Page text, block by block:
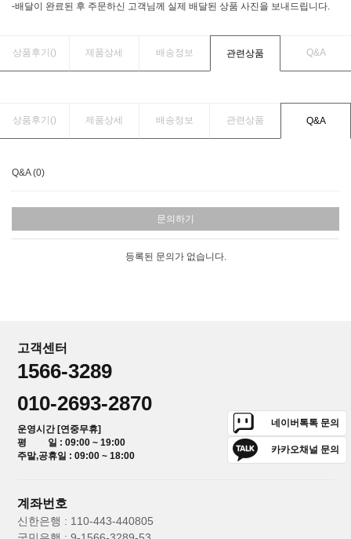
-배달이 완료된 후 주문하신 고객님께 실제 배달된 상품 사진을 보내드립니다.
상품후기() 제품상세 배송정보 관련상품 Q&A
상품후기() 제품상세 배송정보 관련상품 Q&A
Q&A (0)
문의하기
등록된 문의가 없습니다.
고객센터
1566-3289
010-2693-2870
운영시간 [연중무휴]
평 일 : 09:00 ~ 19:00
주말,공휴일 : 09:00 ~ 18:00
네이버톡톡 문의
카카오채널 문의
계좌번호
신한은행 : 110-443-440805